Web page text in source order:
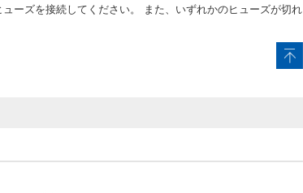
ーズを接続してください。 また、いずれかのヒューズが切れ